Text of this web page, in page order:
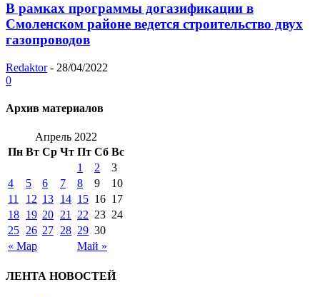
В рамках программы догазификации в
Смоленском районе ведется строительство двух
газопроводов
Redaktor - 28/04/2022
0
Архив материалов
Апрель 2022
Пн Вт Ср Чт Пт Сб Вс
« Мар Май »
1 2
3
4
5 6 7 8 9
10
11
12 13 14 15 16 17
18 19 20 21 22 23 24
25 26 27 28 29 30
ЛЕНТА НОВОСТЕЙ